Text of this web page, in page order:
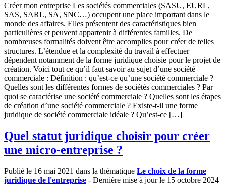
Créer mon entreprise Les sociétés commerciales (SASU, EURL,
SAS, SARL, SA, SNC…) occupent une place important dans le
monde des affaires. Elles présentent des caractéristiques bien
particulières et peuvent appartenir à différentes familles. De
nombreuses formalités doivent être accomplies pour créer de telles
structures. L’étendue et la complexité du travail à effectuer
dépendent notamment de la forme juridique choisie pour le projet de
création. Voici tout ce qu’il faut savoir au sujet d’une société
commerciale : Définition : qu’est-ce qu’une société commerciale ?
Quelles sont les différentes formes de sociétés commerciales ? Par
quoi se caractérise une société commerciale ? Quelles sont les étapes
de création d’une société commerciale ? Existe-t-il une forme
juridique de société commerciale idéale ? Qu’est-ce […]
Quel statut juridique choisir pour créer
une micro-entreprise ?
Publié le 16 mai 2021 dans la thématique Le choix de la forme
juridique de l'entreprise - Dernière mise à jour le 15 octobre 2024